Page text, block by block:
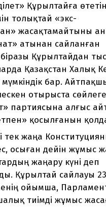
Құрылтайға өтетін
толықтай «экс-
жасақтамайтыны
атынан сайланған
Құрылтайдан
Қазақстан Халық
бар.
отырыста
партиясына алғыс
қосылғанын
тек жаңа
осыған дейін жұмыс
жаңару күні деп
Құрылтай сайлауы
ойымша,
тиімді жұмыс